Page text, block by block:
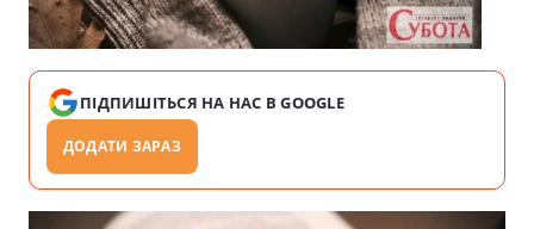
ПІДПИШІТЬСЯ НА НАС В GOOGLE
ДОДАТИ ЗАРАЗ